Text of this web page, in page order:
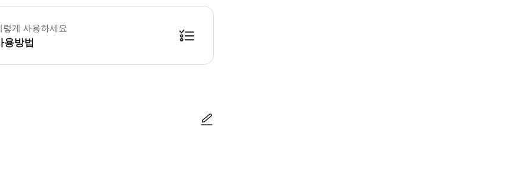
어는 단독으로 진행이되며, 함께 예약한 인원만 투어에 참여하게 됩니다. 바우처는 인쇄 또는 휴대폰 저장하여 이용하시기 바랍니다. 본 상품은 전
렇게 사용하세요
용방법